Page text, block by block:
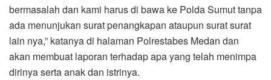
bermasalah dan kami harus di bawa ke Polda Sumut tanpa
ada menunjukan surat penangkapan ataupun surat surat
lain nya,” katanya di halaman Polrestabes Medan dan
akan membuat laporan terhadap apa yang telah menimpa
dirinya serta anak dan istrinya.